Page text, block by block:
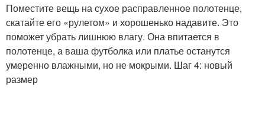
Поместите вещь на сухое расправленное полотенце,
скатайте его «рулетом» и хорошенько надавите. Это
поможет убрать лишнюю влагу. Она впитается в
полотенце, а ваша футболка или платье останутся
умеренно влажными, но не мокрыми. Шаг 4: новый
размер